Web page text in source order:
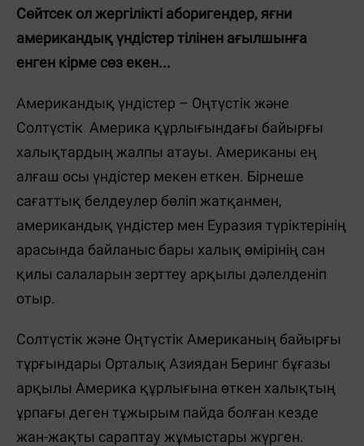
Сөйтсек ол жергілікті аборигендер, яғни
американдық үндістер тілінен ағылшынға
енген кірме сөз екен...
Американдық үндістер – Оңтүстік және
Солтүстік Америка құрлығындағы байырғы
халықтардың жалпы атауы. Американы ең
алғаш осы үндістер мекен еткен. Бірнеше
сағаттық белдеулер бөліп жатқанмен,
американдық үндістер мен Еуразия түріктерінің
арасында байланыс бары халық өмірінің сан
қилы салаларын зерттеу арқылы дәлелденіп
отыр.
Солтүстік және Оңтүстік Американың байырғы
тұрғындары Орталық Азиядан Беринг бұғазы
арқылы Америка құрлығына өткен халықтың
ұрпағы деген тұжырым пайда болған кезде
жан-жақты сараптау жұмыстары жүрген.